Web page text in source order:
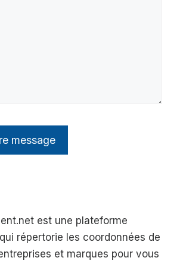
est une plateforme
répertorie les coordonnées de
et marques pour vous